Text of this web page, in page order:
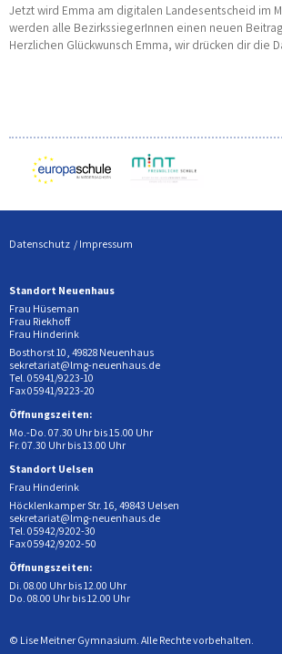
Jetzt wird Emma am digitalen Landesentscheid im
werden alle BezirkssiegerInnen einen neuen
Herzlichen Glückwunsch Emma, wir drücken dir die
Datenschutz Impressum
Standort Neuenhaus
Frau Hüseman
Frau Riekhoff
Frau Hinderink
Bosthorst 10, 49828 Neuenhaus
sekretariat@lmg-neuenhaus.de
Tel. 05941/9223-10
Fax 05941/9223-20
Öffnungszeiten:
Mo.-Do. 07.30 Uhr bis 15.00 Uhr
Fr. 07.30 Uhr bis 13.00 Uhr
Standort Uelsen
Frau Hinderink
Höcklenkamper Str. 16, 49843 Uelsen
sekretariat@lmg-neuenhaus.de
Tel. 05942/9202-30
Fax 05942/9202-50
Öffnungszeiten:
Di. 08.00 Uhr bis 12.00 Uhr
Do. 08.00 Uhr bis 12.00 Uhr
© Lise Meitner Gymnasium. Alle Rechte vorbehalten.